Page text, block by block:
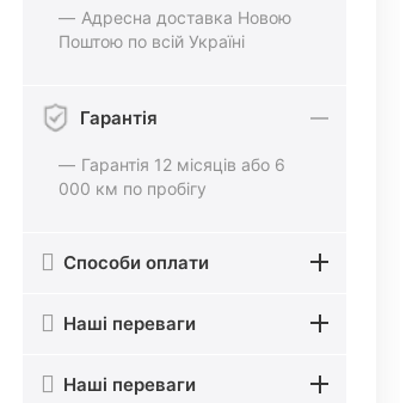
Адресна доставка Новою
Поштою по всій Україні
Гарантія
Гарантія 12 місяців або 6
000 км по пробігу
Способи оплати
Наші переваги
Наші переваги